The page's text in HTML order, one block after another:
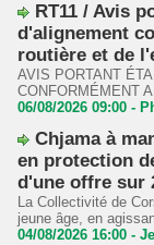
RT11 / Avis
d'alignement
routière et de
AVIS PORTANT
CONFORMÉMENT
06/08/2026 09:00 -
Chjama à
en protection
d'une offre sur
La Collectivité de
jeune âge, en
04/08/2026 16:00 -